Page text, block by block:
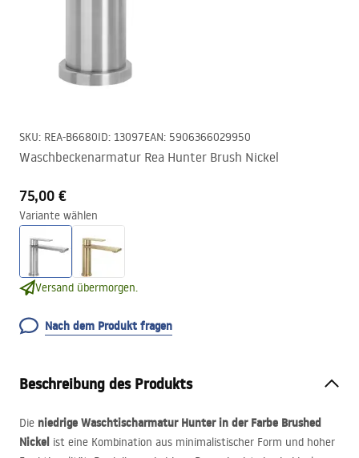
SKU: REA-B6680ID: 13097EAN: 5906366029950
Waschbeckenarmatur Rea Hunter Brush Nickel
75,00 €
Variante wählen
Versand übermorgen.
Nach dem Produkt fragen
Beschreibung des Produkts
Die niedrige Waschtischarmatur Hunter in der Farbe Brushed
Nickel ist eine Kombination aus minimalistischer Form und hoher